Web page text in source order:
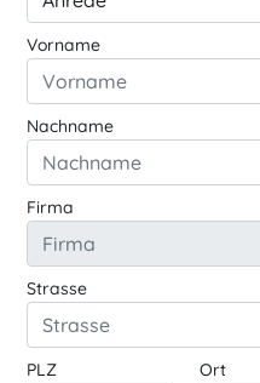
Vorname
Nachname
Firma
Strasse
PLZ Ort